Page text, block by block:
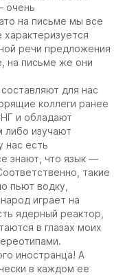
очень
на письме мы все
характеризуется
речи предложения
на письме же они
для нас
коллеги ранее
и обладают
либо изучают
нас есть
знают, что язык —
такие
пьют водку,
играет на
ядерный реактор,
в глазах моих
иностранца! А
в каждом ее